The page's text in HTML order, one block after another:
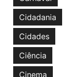
Cidadania
Cidades
Ciência
Cinema